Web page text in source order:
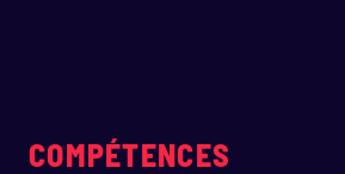
COMPÉTENCES